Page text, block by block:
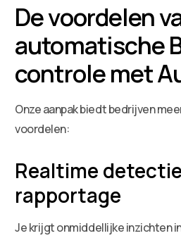
De voordelen
automatische
controle met
Onze aanpak biedt bedrijven
voordelen:
Realtime
rapportage
Je krijgt onmiddellijke inzichten